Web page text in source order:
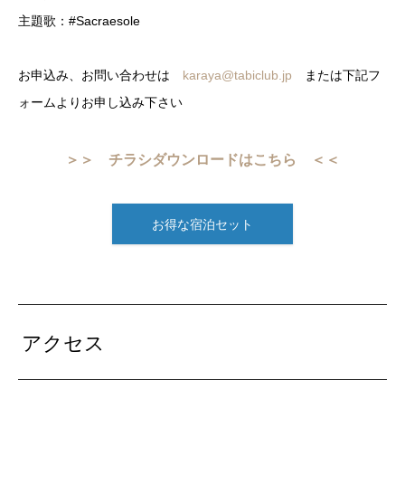
主題歌：#Sacraesole
お申込み、お問い合わせは karaya@tabiclub.jp または下記フ
ォームよりお申し込み下さい
＞＞ チラシダウンロードはこちら ＜＜
お得な宿泊セット
アクセス